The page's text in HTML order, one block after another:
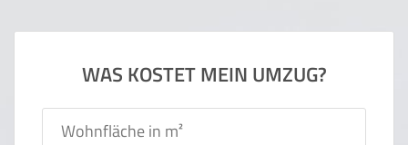
WAS KOSTET MEIN UMZUG?